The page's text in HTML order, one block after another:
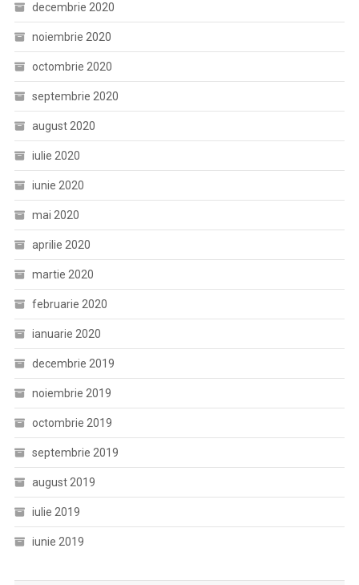
decembrie 2020
noiembrie 2020
octombrie 2020
septembrie 2020
august 2020
iulie 2020
iunie 2020
mai 2020
aprilie 2020
martie 2020
februarie 2020
ianuarie 2020
decembrie 2019
noiembrie 2019
octombrie 2019
septembrie 2019
august 2019
iulie 2019
iunie 2019